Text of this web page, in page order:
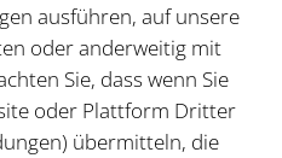
aus­füh­ren, auf un­se­re
oder an­der­wei­tig mit
Sie, dass wenn Sie
oder Platt­form Drit­ter
über­mit­teln, die